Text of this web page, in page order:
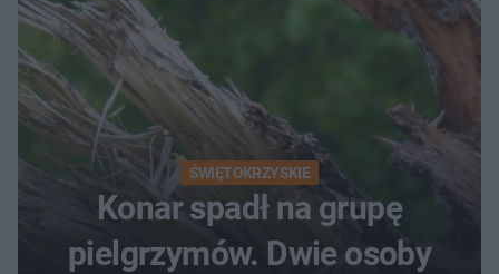
ŚWIĘTOKRZYSKIE
Konar spadł na grupę
pielgrzymów. Dwie osoby